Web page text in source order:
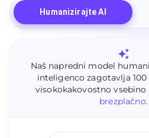
Humanizirajte AI
Naš napredni model
inteligenco zagotavlja 100
visokokakovostno vsebino
brezplačno.